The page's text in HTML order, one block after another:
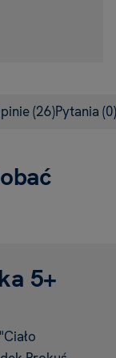
(26)Pytania (0)
5+